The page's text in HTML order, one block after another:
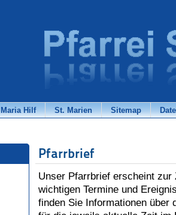
Maria Hilf St. Marien Sitemap
Pfarrbrief
Unser Pfarrbrief erscheint
wichtigen Termine und
finden Sie Informationen über